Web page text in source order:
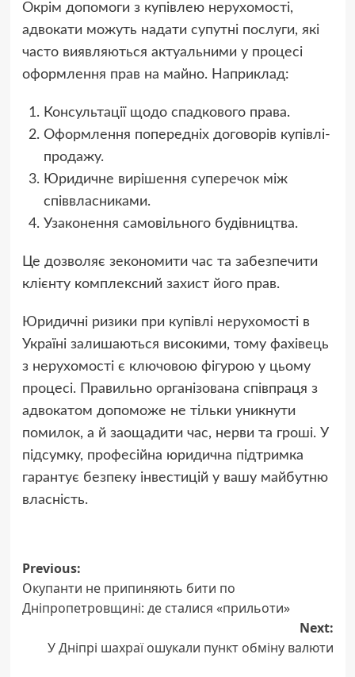
Окрім допомоги з купівлею нерухомості,
адвокати можуть надати супутні послуги, які
часто виявляються актуальними у процесі
оформлення прав на майно. Наприклад:
Консультації щодо спадкового права.
Оформлення попередніх договорів купівлі-
продажу.
Юридичне вирішення суперечок між
співвласниками.
Узаконення самовільного будівництва.
Це дозволяє зекономити час та забезпечити
клієнту комплексний захист його прав.
Юридичні ризики при купівлі нерухомості в
Україні залишаються високими, тому фахівець
з нерухомості є ключовою фігурою у цьому
процесі. Правильно організована співпраця з
адвокатом допоможе не тільки уникнути
помилок, а й заощадити час, нерви та гроші. У
підсумку, професійна юридична підтримка
гарантує безпеку інвестицій у вашу майбутню
власність.
Post
navigation
Previous:
Окупанти не припиняють бити по
Дніпропетровщині: де сталися «прильоти»
Next:
У Дніпрі шахраї ошукали пункт обміну валюти